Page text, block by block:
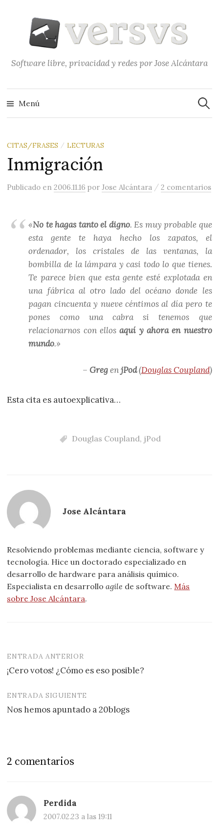
contenido
Software libre, privacidad y redes por Jose Alcántara
Menú
CITAS/FRASES / LECTURAS
Inmigración
Publicado en2006.11.16 porJose Alcántara /2 comentarios
«No te hagas tanto el digno. Es muy probable que
esta gente te haya hecho los zapatos, el
ordenador, los cristales de las ventanas, la
bombilla de la lámpara y casi todo lo que tienes.
Te parece bien que esta gente esté explotada en
una fábrica al otro lado del océano donde les
pagan cincuenta y nueve céntimos al día pero te
pones como una cabra si tenemos que
relacionarnos con ellosaquí y ahora en nuestro
mundo.»
– GregenjPod(Douglas Coupland)
Esta cita es autoexplicativa…
Douglas Coupland, jPod
Jose Alcántara
Resolviendo problemas mediante ciencia, software y
tecnología. Hice un doctorado especializado en
desarrollo de hardware para análisis químico.
Especialista en desarrolloagile de software. Más
sobre Jose Alcántara.
Navegación
de
entradas
ENTRADA ANTERIOR
¡Cero votos! ¿Cómo es eso posible?
ENTRADA SIGUIENTE
Nos hemos apuntado a 20blogs
2 comentarios
Perdida
2007.02.23 a las 19:11